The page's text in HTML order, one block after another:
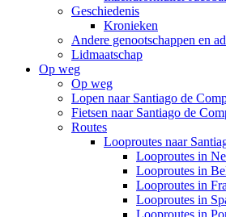
Geschiedenis
Kronieken
Andere genootschappen en
Lidmaatschap
Op weg
Op weg
Lopen naar Santiago de
Fietsen naar Santiago de
Routes
Looproutes naar
Looproutes in
Looproutes in
Looproutes in
Looproutes in
Looproutes in